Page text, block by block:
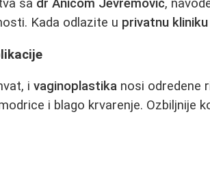
sa dr Anicom Jevremović,
Kada odlazite u privatnu
ivaginoplastika nosi odredene
i blago krvarenje. Ozbiljnije